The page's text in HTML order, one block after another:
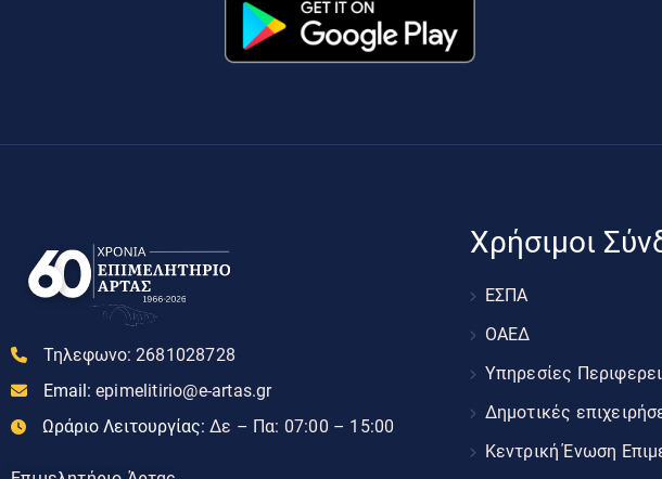
Τηλεφωνο: 2681028728
Email: epimelitirio@e-artas.gr
Ωράριο Λειτουργίας: Δε – Πα: 07:00 – 15:00
Χρήσιμοι
ΕΣΠΑ
ΟΑΕΔ
Υπηρεσίες
Δημοτικές
Κεντρική Ένωση